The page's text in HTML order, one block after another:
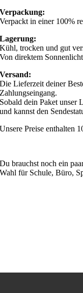
Verpackung:
Verpackt in einer 100%
Lagerung:
Kühl, trocken und gut
Von direktem
Versand:
Die Lieferzeit deiner
Zahlungseingang.
Sobald dein Paket unser
und kannst den
Unsere Preise enthalten
Du brauchst noch ein
Wahl für Schule, Büro,